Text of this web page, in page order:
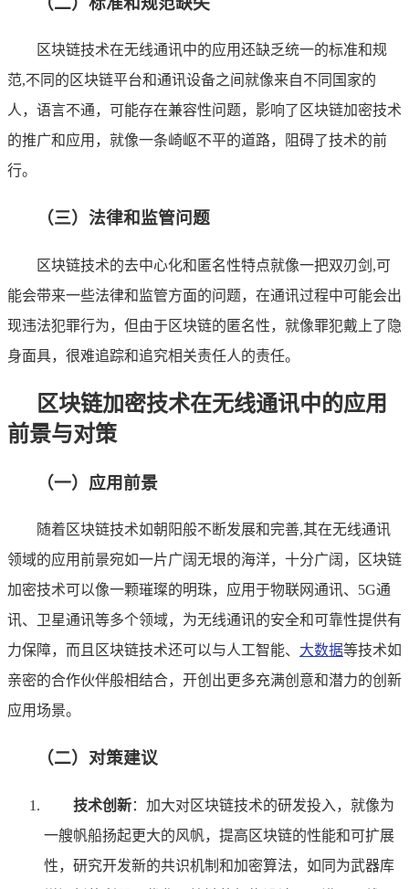
区块链技术在无线通讯中的应用还缺乏统一的标准和规
范,不同的区块链平台和通讯设备之间就像来自不同国家的
人，语言不通，可能存在兼容性问题，影响了区块链加密技术
的推广和应用，就像一条崎岖不平的道路，阻碍了技术的前
行。
（三）法律和监管问题
区块链技术的去中心化和匿名性特点就像一把双刃剑,可
能会带来一些法律和监管方面的问题，在通讯过程中可能会出
现违法犯罪行为，但由于区块链的匿名性，就像罪犯戴上了隐
身面具，很难追踪和追究相关责任人的责任。
区块链加密技术在无线通讯中的应用
前景与对策
（一）应用前景
随着区块链技术如朝阳般不断发展和完善,其在无线通讯
领域的应用前景宛如一片广阔无垠的海洋，十分广阔，区块链
加密技术可以像一颗璀璨的明珠，应用于物联网通讯、5G通
讯、卫星通讯等多个领域，为无线通讯的安全和可靠性提供有
力保障，而且区块链技术还可以与人工智能、 大数据等技术如
亲密的合作伙伴般相结合，开创出更多充满创意和潜力的创新
应用场景。
（二）对策建议
技术创新：加大对区块链技术的研发投入，就像为
一艘帆船扬起更大的风帆，提高区块链的性能和可扩展
性，研究开发新的共识机制和加密算法，如同为武器库